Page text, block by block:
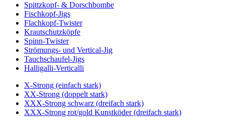
Spittzkopf- & Dorschbombe
Fischkopf-Jigs
Flachkopf-Twister
Krautschutzköpfe
Spinn-Twister
Strömungs- und Vertical-Jig
Tauchschaufel-Jigs
Halligalli-Verticalli
X-Strong (einfach stark)
XX-Strong (doppelt stark)
XXX-Strong schwarz (dreifach stark)
XXX-Strong rot/gold Kunstköder (dreifach stark)